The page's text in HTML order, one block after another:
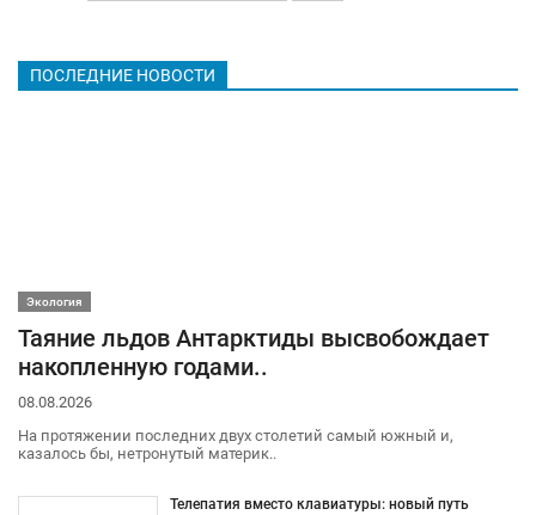
ПОСЛЕДНИЕ НОВОСТИ
Экология
Таяние льдов Антарктиды высвобождает
накопленную годами..
08.08.2026
На протяжении последних двух столетий самый южный и,
казалось бы, нетронутый материк..
Телепатия вместо клавиатуры: новый путь